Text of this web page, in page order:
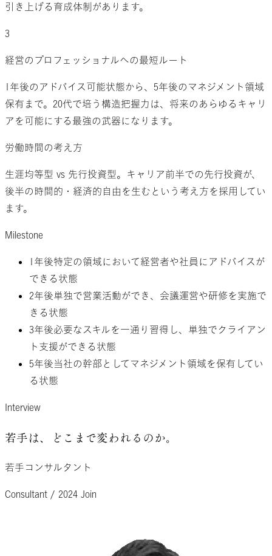
引き上げる育成体制があります。
3
経営のプロフェッショナルへの最短ルート
1年後のアドバイス可能状態から、5年後のマネジメント領域
保有まで。20代で培う構造把握力は、将来のあらゆるキャリ
アを可能にする最強の武器になります。
労働時間の考え方
生涯均等型 vs 先行投資型。キャリア前半での先行投資が、
後半の時間的・経済的自由を生むという考え方を採用してい
ます。
Milestone
1年後特定の領域において経営者や社員にアドバイスが
できる状態
2年後単独で営業活動ができ、会議運営や研修を実施で
きる状態
3年後必要なスキルを一通り習得し、単独でクライアン
ト支援ができる状態
5年後当社の幹部としてマネジメント領域を保有してい
る状態
Interview
若手は、 どこまで変われるのか。
若手コンサルタント
Consultant / 2024 Join